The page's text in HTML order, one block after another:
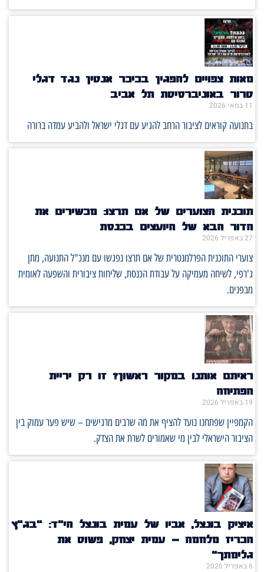
מאות צפויים להפגין בכיכר אנטין נגד דגלי
טרור באוניברסיטת תל אביב
11 במאי 2026
בתנועה קוראים לציבור הרחב להגיע עם דגלי ישראל ולהביע עמדה ברורה
תוכנית הצוערים של אם תרצו: מכשירים את
הדור הבא של היועצים בכנסת
27 באפריל 2026
צוערי התוכנית הפרלמנטרית של אם תרצו נפגשו עם מנכ"ל התנועה, מתן
ג'רפי, לשיחה מעמיקה על עבודת הכנסת, שליחות ציבורית והשפעה לאומית
מבפנים.
ראיתם אותנו במקור ראשון? זו רק יריית
הפתיחה
19 באפריל 2026
הקמפיין שפתחנו נועד להציף את מה שרבים מרגישים – שיש פער עמוק בין
הציבור הישראלי לבין מי שאמורים לשרת את הצדק.
איציק בונצל, אביו של עמית בונצל הי"ד: "בג"ץ
הכריז מלחמה – עמית יצחק, פשוט את
גלימתך"
6 באפריל 2026